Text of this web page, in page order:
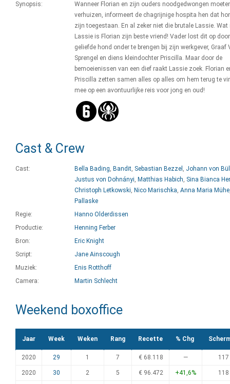
Synopsis:
Wanneer Florian en zijn ouders noodgedwongen
verhuizen, informeert de chagrijnige hospita hen dat
zijn toegestaan. En al zeker niet die brutale Lassie. Wat
Lassie is Florian zijn beste vriend! Vader lost dit op
geliefde hond onder te brengen bij zijn werkgever, Graaf
Sprengel en diens kleindochter Priscilla. Maar door de
bemoeienissen van een dief raakt Lassie zoek. Florian
Priscilla zetten samen alles op alles om hem terug te
mee op een avontuurlijke reis voor jong en oud!
Cast & Crew
Cast: Bella Bading, Bandit, Sebastian Bezzel , Johann von
Justus von Dohnányi, Matthias Habich, Sina Bianca
Christoph Letkowski, Nico Marischka, Anna Maria Mühe
Pallaske
Regie:
Hanno Olderdissen
Productie:
Henning Ferber
Bron:
Eric Knight
Script:
Jane Ainscough
Muziek:
Enis Rotthoff
Camera:
Martin Schlecht
Weekend boxoffice
Jaar Week Weken Rang Recette % Chg
2020 29 1 7 € 68.118 — 117
2020 30 2 5 € 96.472 +41,6% 118